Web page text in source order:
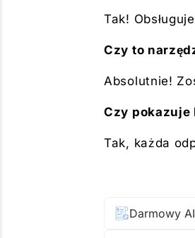
Tak!
Czy to
Absolutnie!
Czy pokazuje
Tak, każda